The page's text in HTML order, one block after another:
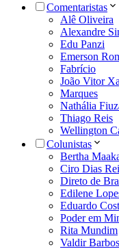
Comentaristas
Alê Oliveira
Alexandre
Edu Panzi
Emerson
Fabrício
João Vitor
Marques
Nathália
Thiago Reis
Wellington
Colunistas
Bertha
Ciro Dias
Direto de
Edilene
Eduardo
Poder em
Rita Mundim
Valdir